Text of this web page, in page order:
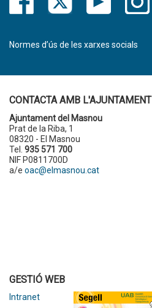
Normes d’ús de les xarxes socials
CONTACTA AMB L'AJUNTAMENT
Ajuntament del Masnou
Prat de la Riba, 1
08320 - El Masnou
Tel. 935 571 700
NIF P0811700D
a/e oac@elmasnou.cat
GESTIÓ WEB
Intranet